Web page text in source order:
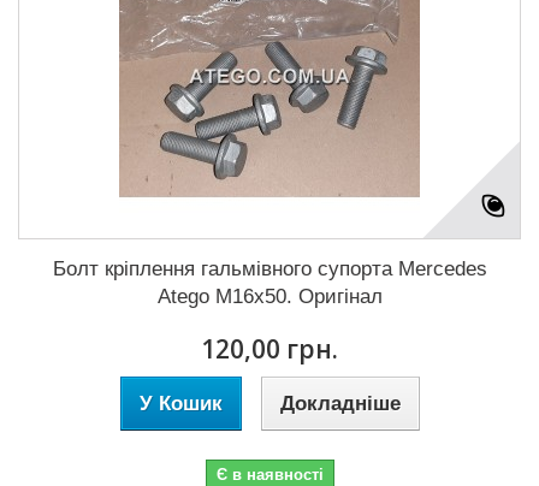
Болт кріплення гальмівного супорта Mercedes
Atego M16x50. Оригінал
120,00 грн.
У Кошик Докладніше
Є в наявності